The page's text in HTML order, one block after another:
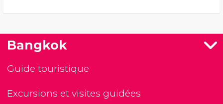
Bangkok
Guide touristique
Excursions et visites guidées